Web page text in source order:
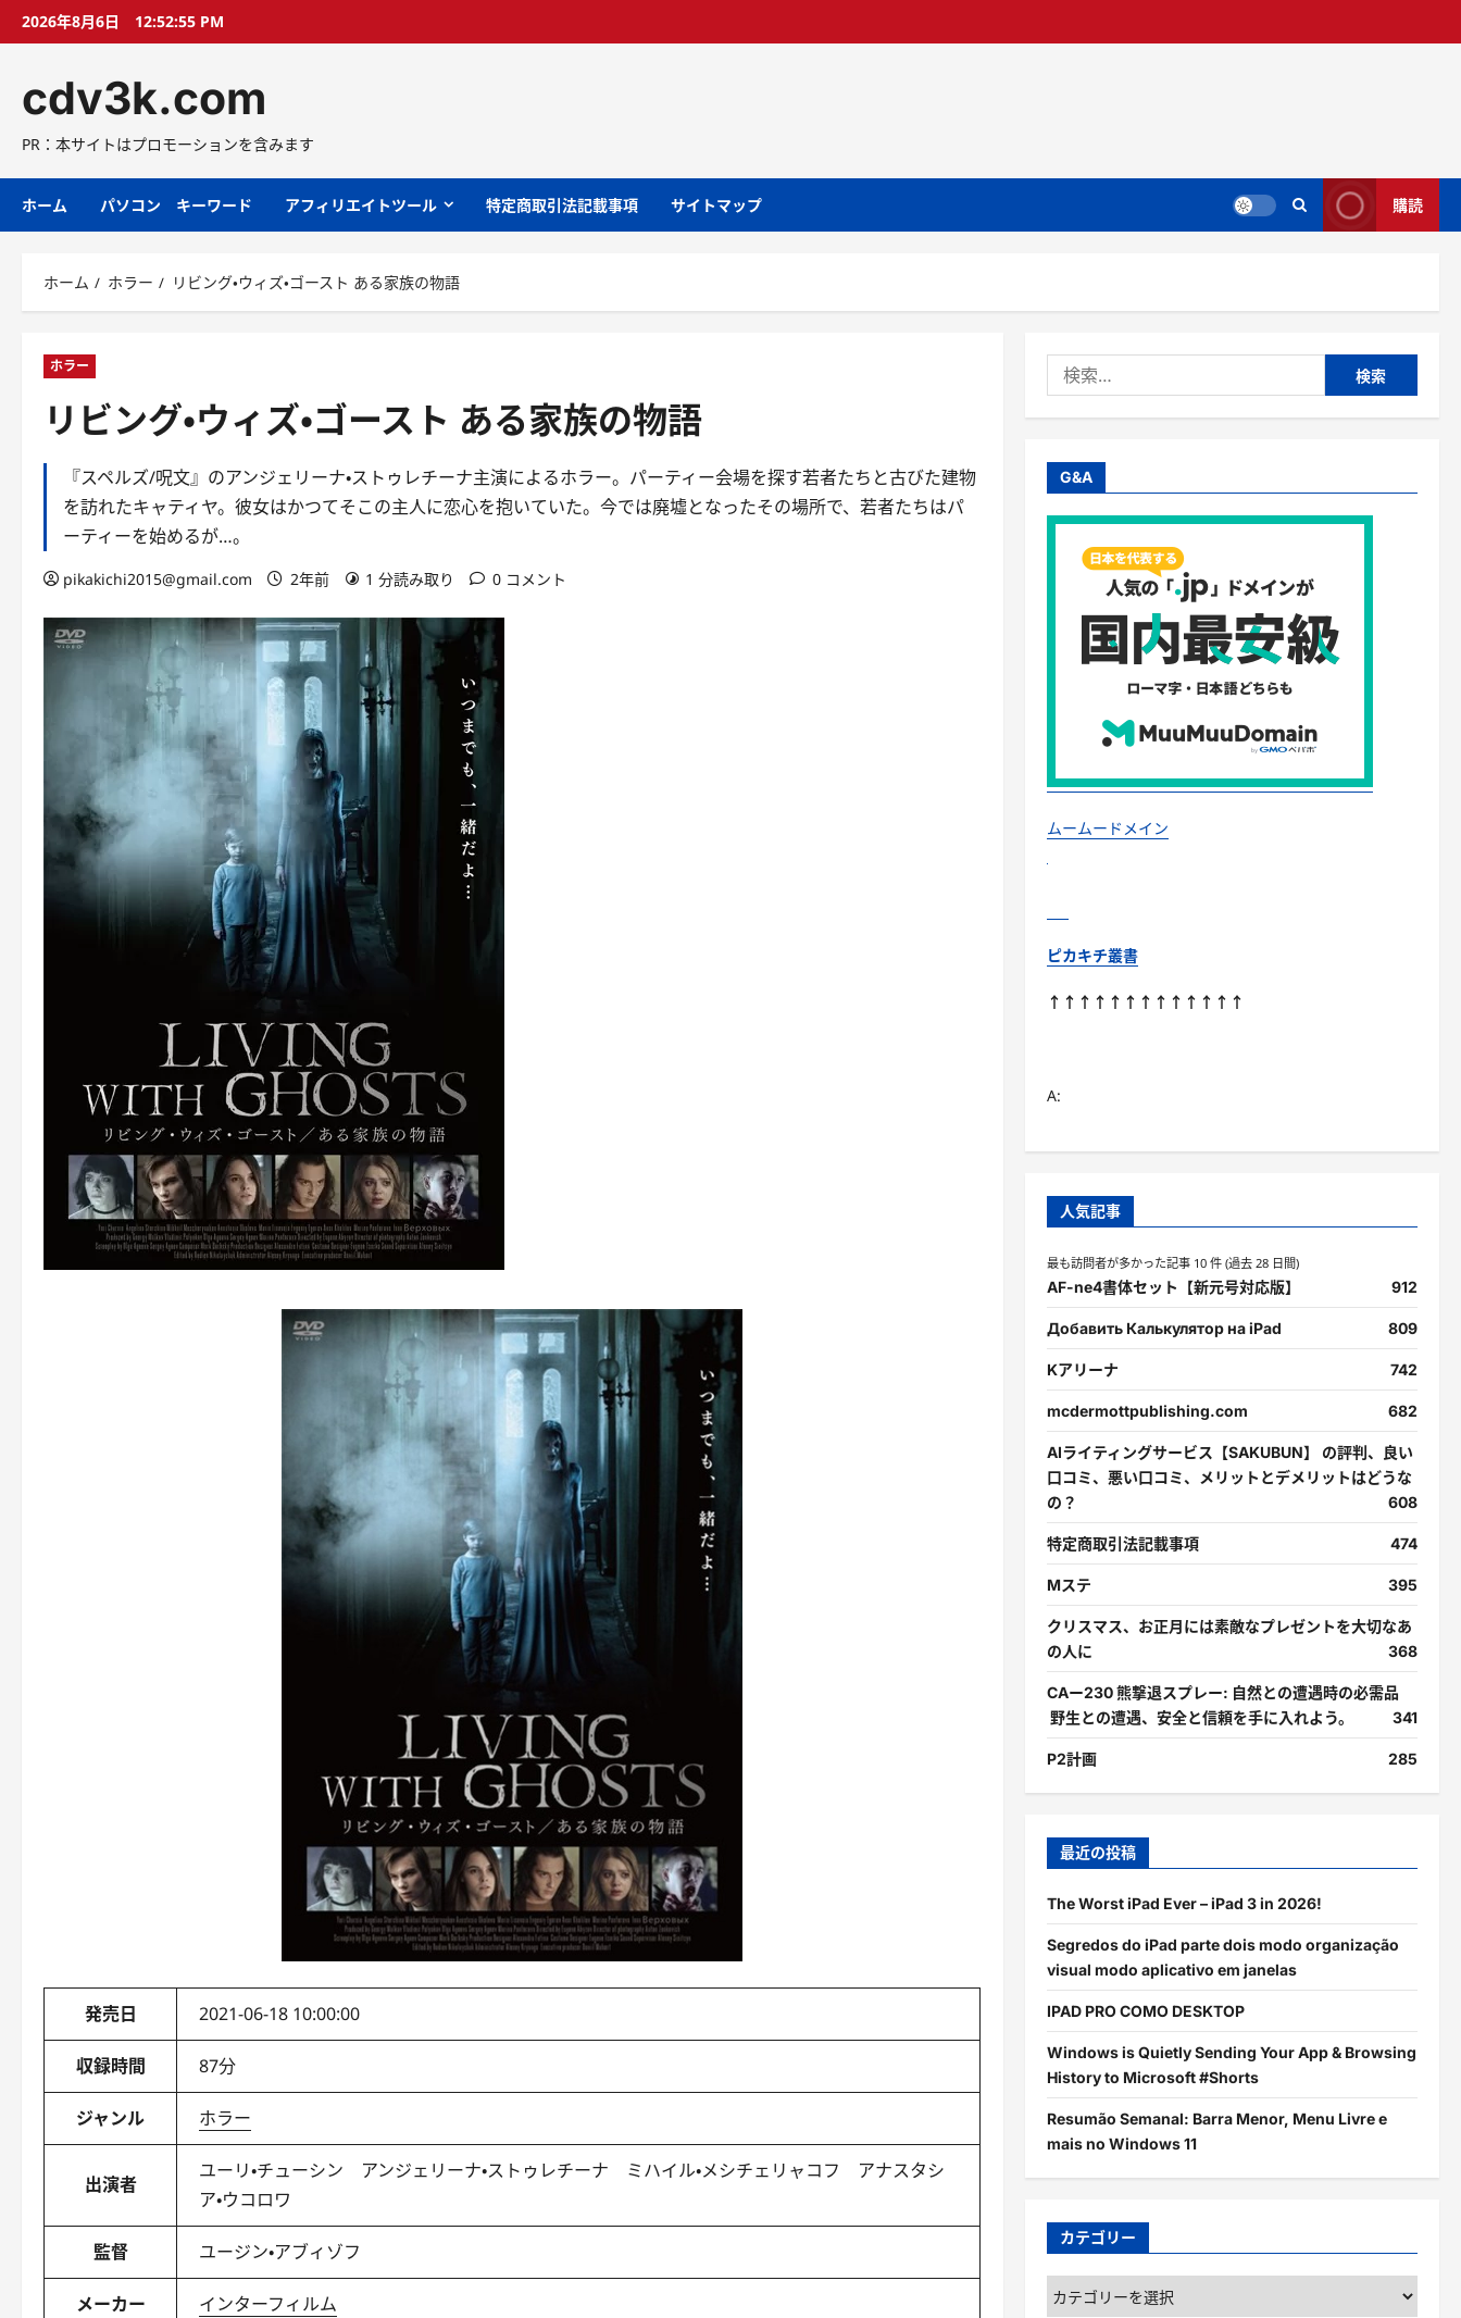
プ
2026年8月6日 12:52:56 PM
cdv3k.com
PR：本サイトはプロモーションを含みます
ホーム パソコン キーワード アフィリエイトツール 特定商取引法記載事項 サイトマップ 購読
ホーム ホラー リビング・ウィズ・ゴースト ある家族の物語
ホラー
リビング・ウィズ・ゴースト ある家族の物語
『スペルズ/呪文』のアンジェリーナ・ストゥレチーナ主演によるホラー。パーティー会場を探す若者たちと古びた建物
を訪れたキャティヤ。彼女はかつてそこの主人に恋心を抱いていた。今では廃墟となったその場所で、若者たちはパ
ーティーを始めるが…。
pikakichi2015@gmail.com 2年前 1 分読み取り 0 コメント
発売日 2021-06-18 10:00:00
収録時間 87分
ジャンル ホラー
出演者
ユーリ・チューシン アンジェリーナ・ストゥレチーナ ミハイル・メシチェリャコフ アナスタシ
ア・ウコロワ
監督 ユージン・アブィゾフ
メーカー インターフィルム
索:
G&A
ムームードメイン
ピカキチ叢書
↑↑↑↑↑↑↑↑↑↑↑↑↑
A:
人気記事
最も訪問者が多かった記事 10 件 (過去 28 日間)
AF-ne4書体セット【新元号対応版】 912
Добавить Калькулятор на iPad 809
Kアリーナ 742
mcdermottpublishing.com 682
AIライティングサービス【SAKUBUN】 の評判、良い
口コミ、悪い口コミ、メリットとデメリットはどうな
の？
608
特定商取引法記載事項 474
Mステ 395
クリスマス、お正月には素敵なプレゼントを大切なあ
の人に
368
CAー230 熊撃退スプレー: 自然との遭遇時の必需品
野生との遭遇、安全と信頼を手に入れよう。
341
P2計画 285
最近の投稿
The Worst iPad Ever – iPad 3 in 2026!
Segredos do iPad parte dois modo organização
visual modo aplicativo em janelas
IPAD PRO COMO DESKTOP
Windows is Quietly Sending Your App & Browsing
History to Microsoft #Shorts
Resumão Semanal: Barra Menor, Menu Livre e
mais no Windows 11
カテゴリー
カ
テ